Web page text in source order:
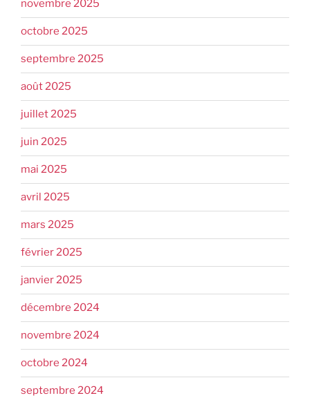
novembre 2025
octobre 2025
septembre 2025
août 2025
juillet 2025
juin 2025
mai 2025
avril 2025
mars 2025
février 2025
janvier 2025
décembre 2024
novembre 2024
octobre 2024
septembre 2024